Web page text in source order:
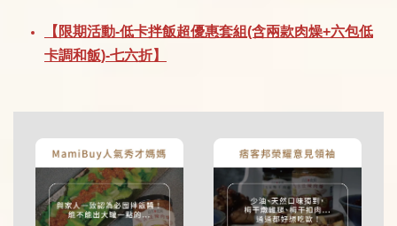
NT$ 499
蒟蒻麵加價購
瀏覽全部
【限期活動-低卡拌飯超優惠套組(含兩款肉燥+六包低
卡調和飯)-七六折】